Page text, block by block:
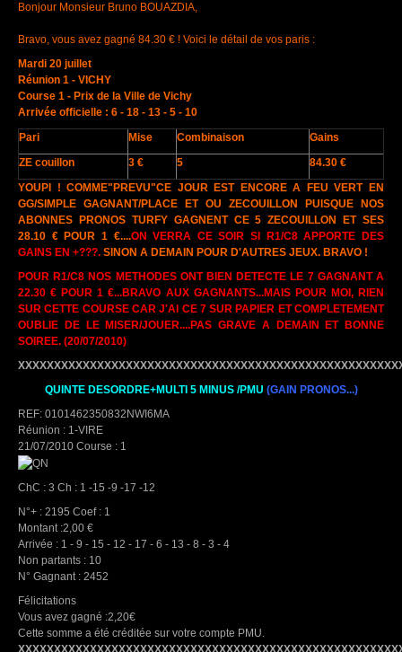
Bonjour Monsieur Bruno BOUAZDIA,
Bravo, vous avez gagné 84.30 € ! Voici le détail de vos paris :
Mardi 20 juillet
Réunion 1 - VICHY
Course 1 - Prix de la Ville de Vichy
Arrivée officielle : 6 - 18 - 13 - 5 - 10
Pari
Mise Combinaison
Gains
ZE couillon
3 € 5
84.30 €
YOUPI ! COMME"PREVU"CE JOUR EST ENCORE A FEU VERT EN
GG/SIMPLE GAGNANT/PLACE ET OU ZECOUILLON PUISQUE NOS
ABONNES PRONOS TURFY GAGNENT CE 5 ZECOUILLON ET SES
28.10 € POUR 1 €....ON VERRA CE SOIR SI R1/C8 APPORTE DES
GAINS EN +???. SINON A DEMAIN POUR D'AUTRES JEUX. BRAVO !
POUR R1/C8 NOS METHODES ONT BIEN DETECTE LE 7 GAGNANT A
22.30 € POUR 1 €...BRAVO AUX GAGNANTS...MAIS POUR MOI, RIEN
SUR CETTE COURSE CAR J'AI CE 7 SUR PAPIER ET COMPLETEMENT
OUBLIE DE LE MISER/JOUER....PAS GRAVE A DEMAIN ET BONNE
SOIREE. (20/07/2010)
QUINTE DESORDRE+MULTI 5 MINUS /PMU (GAIN PRONOS...)
REF: 0101462350832NWI6MA
Réunion : 1-VIRE
21/07/2010 Course : 1
ChC : 3 Ch : 1 -15 -9 -17 -12
N°+ : 2195 Coef : 1
Montant :2,00 €
Arrivée : 1 - 9 - 15 - 12 - 17 - 6 - 13 - 8 - 3 - 4
Non partants : 10
N° Gagnant : 2452
Félicitations
Vous avez gagné :2,20€
Cette somme a été créditée sur votre compte PMU.